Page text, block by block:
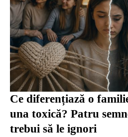
Ce diferențiază o
una toxică? Patru
trebui să le ignori